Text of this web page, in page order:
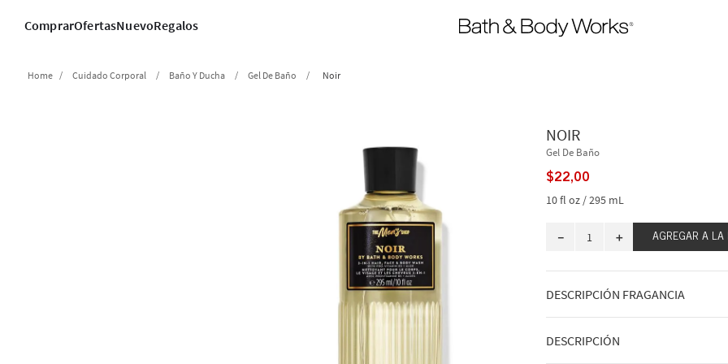
ComprarOfertasNuevoRegalos
Cuidado Corporal Baño Y Ducha Gel De Baño Noir
NOIR
Gel De Baño
$22,00
10 fl oz / 295 mL
＋
－ AGREGAR A LA
DESCRIPCIÓN FRAGANCIA
A qué huele: una noche misteriosa en
DESCRIPCIÓN